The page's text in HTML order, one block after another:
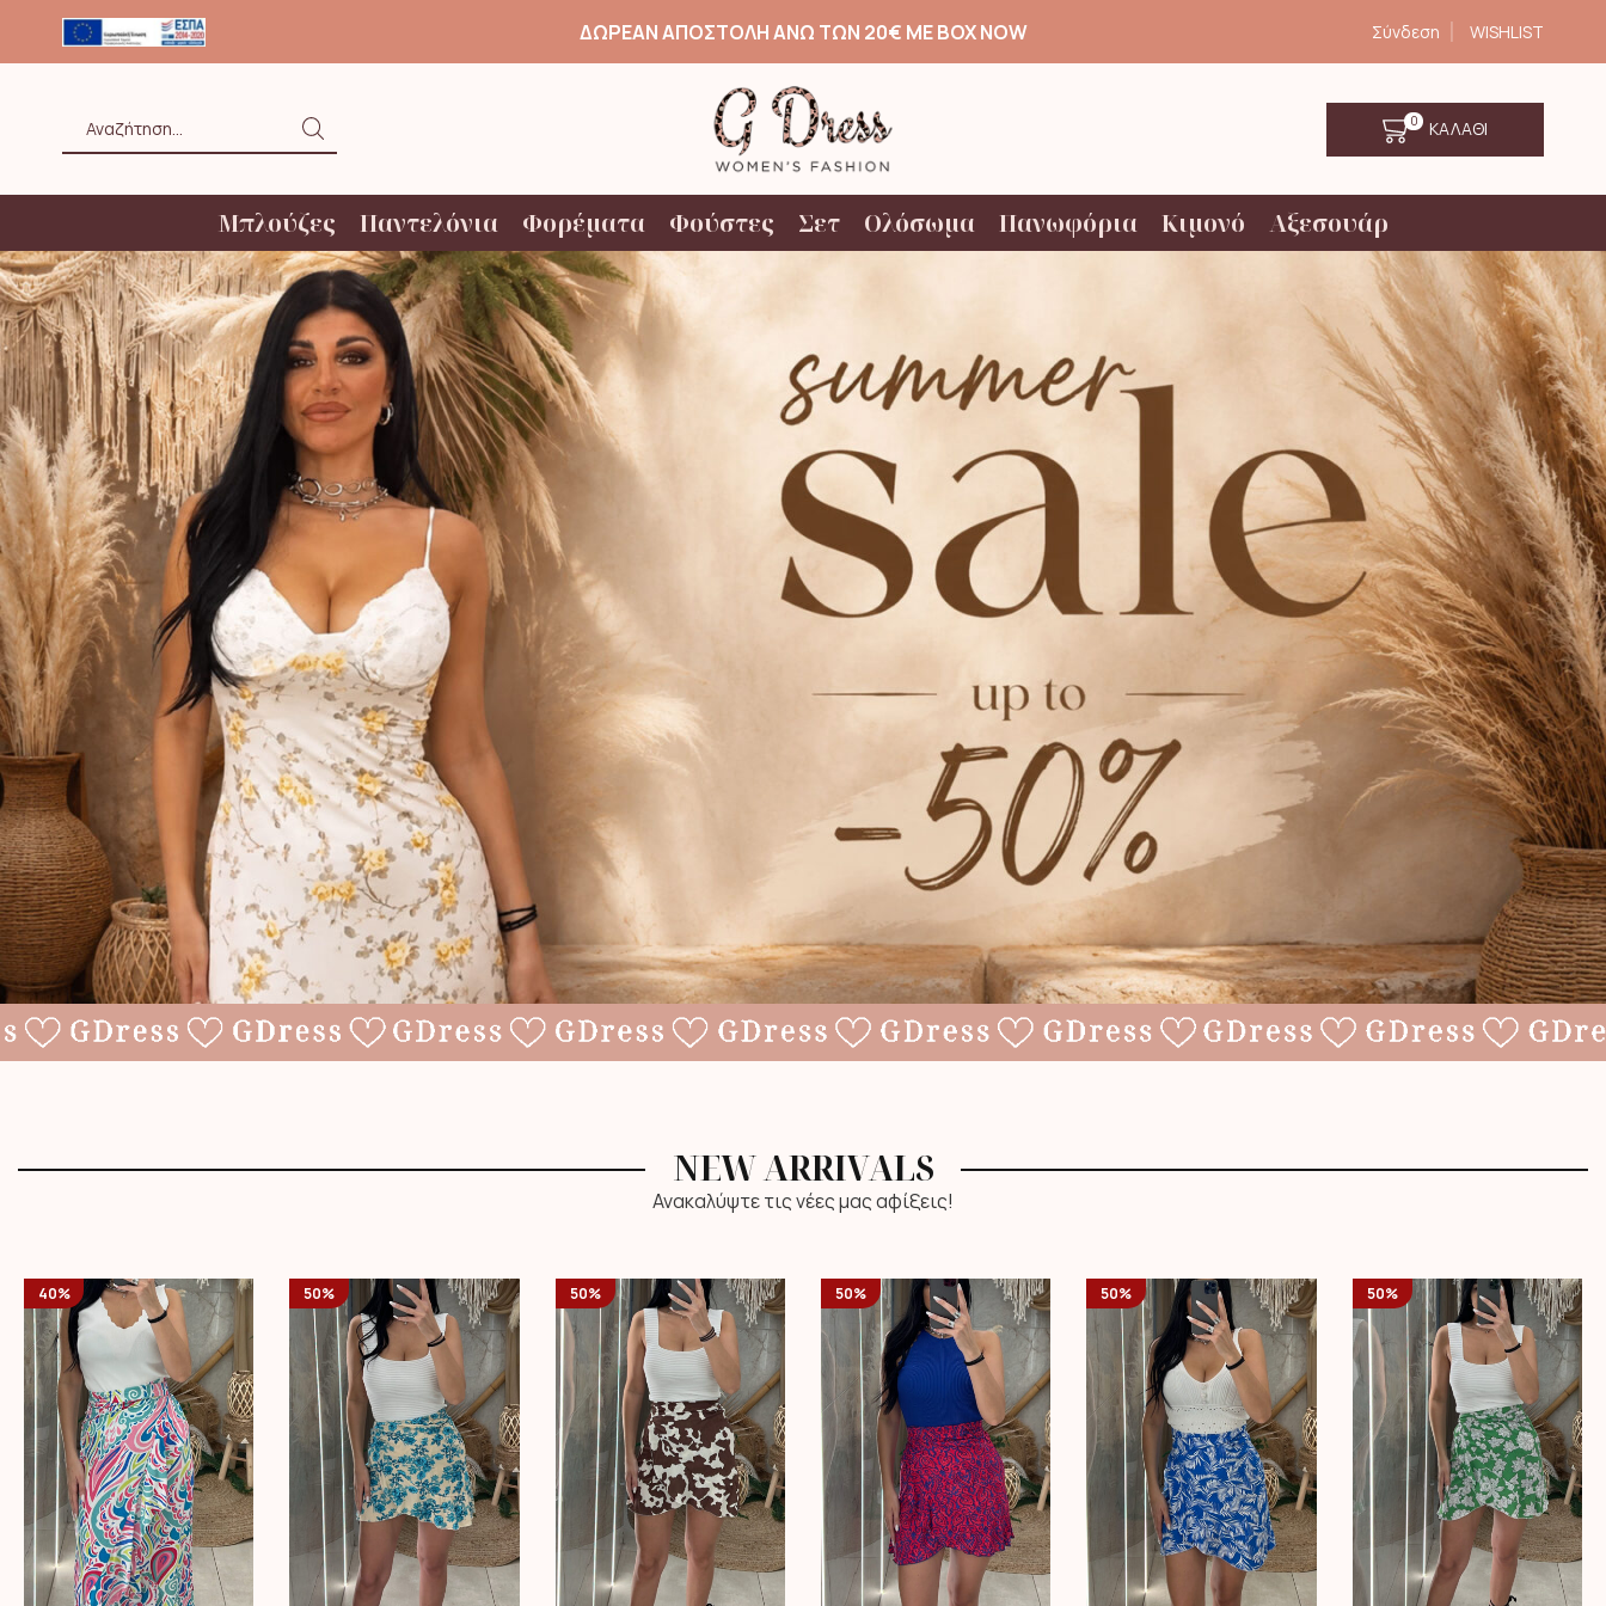
ΑΝΩ ΤΩΝ 20€ ΜΕ BOX NOW ΔΩΡΕΑΝ ΑΠΟΣΤΟΛΗ ΑΝΩ ΤΩΝ 20€ ΜΕ BOX NOW Σύνδεση WISHLIST
input
0 ΚΑΛΑΘΙ
Μπλούζες Παντελόνια Φορέματα Φούστες Σετ Ολόσωμα Πανωφόρια Κιμονό Αξεσουάρ
NEW ARRIVALS
Ανακαλύψτε τις νέες μας αφίξεις!
40% 50% 50% 50% 50% 50%